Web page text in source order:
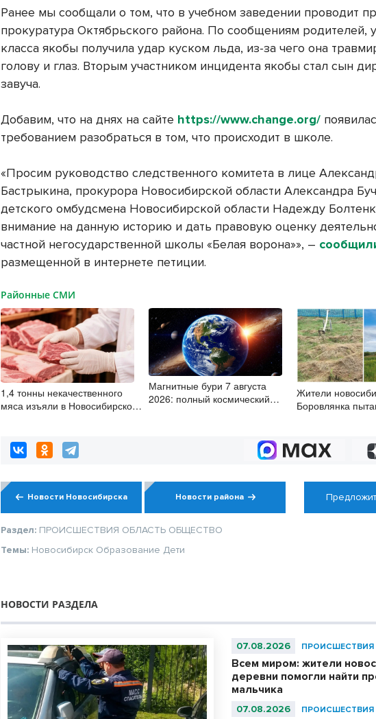
Ранее мы сообщали о том, что в учебном заведении проводит
прокуратура Октябрьского района. По сообщениям родителей,
класса якобы получила удар куском льда, из-за чего она
голову и глаз. Вторым участником инцидента якобы стал сын
завуча.
Добавим, что на днях на сайте https://www.change.org/
требованием разобраться в том, что происходит в школе.
«Просим руководство следственного комитета в лице
Бастрыкина, прокурора Новосибирской области Александра
детского омбудсмена Новосибирской области Надежду
внимание на данную историю и дать правовую оценку
частной негосударственной школы «Белая ворона»», –
размещенной в интернете петиции.
Районные СМИ
1,4 тонны некачественного
мяса изъяли в Новосибирской
Магнитные бури 7 августа
2026: полный космический
Жители
Боровлянка
Новости Новосибирска Новости района
Раздел: ПРОИСШЕСТВИЯ ОБЛАСТЬ ОБЩЕСТВО
Темы: Новосибирск Образование Дети
НОВОСТИ РАЗДЕЛА
07.08.2026 ПРОИСШЕСТВИЯ
Всем миром: жители
деревни помогли найти
мальчика
07.08.2026 ПРОИСШЕСТВИЯ